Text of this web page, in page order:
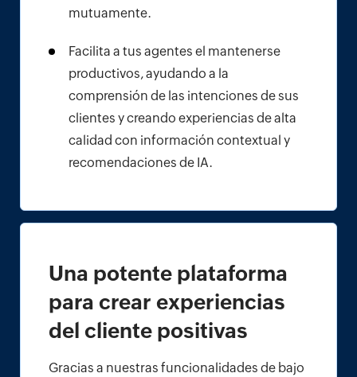
mutuamente.
Facilita a tus agentes el mantenerse
productivos, ayudando a la
comprensión de las intenciones de sus
clientes y creando experiencias de alta
calidad con información contextual y
recomendaciones de IA.
Una potente plataforma
para crear experiencias
del cliente positivas
Gracias a nuestras funcionalidades de bajo